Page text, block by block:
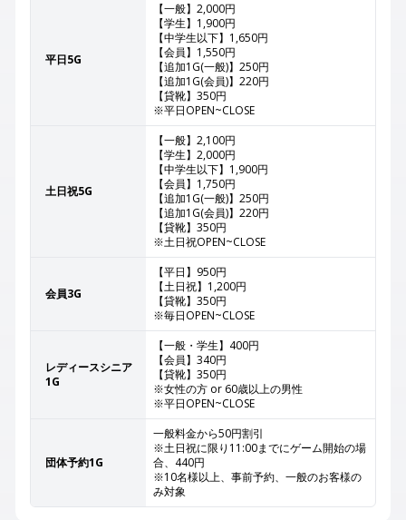
平日5G
【一般】2,000円
【学生】1,900円
【中学生以下】1,650円
【会員】1,550円
【追加1G(一般)】250円
【追加1G(会員)】220円
【貸靴】350円
※平日OPEN~CLOSE
土日祝5G
【一般】2,100円
【学生】2,000円
【中学生以下】1,900円
【会員】1,750円
【追加1G(一般)】250円
【追加1G(会員)】220円
【貸靴】350円
※土日祝OPEN~CLOSE
会員3G
【平日】950円
【土日祝】1,200円
【貸靴】350円
※毎日OPEN~CLOSE
レディースシニア
1G
【一般・学生】400円
【会員】340円
【貸靴】350円
※女性の方 or 60歳以上の男性
※平日OPEN~CLOSE
団体予約1G
一般料金から50円割引
※土日祝に限り11:00までにゲーム開始の場
合、440円
※10名様以上、事前予約、一般のお客様の
み対象